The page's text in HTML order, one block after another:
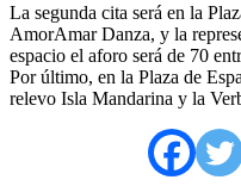
La segunda cita será en la
AmorAmar Danza, y la
espacio el aforo será de 70
Por último, en la Plaza de
relevo Isla Mandarina y la